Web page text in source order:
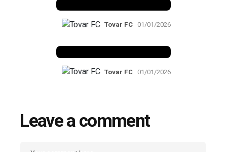
Tovar FC 01/01/2026
Tovar FC 01/01/2026
Leave a comment